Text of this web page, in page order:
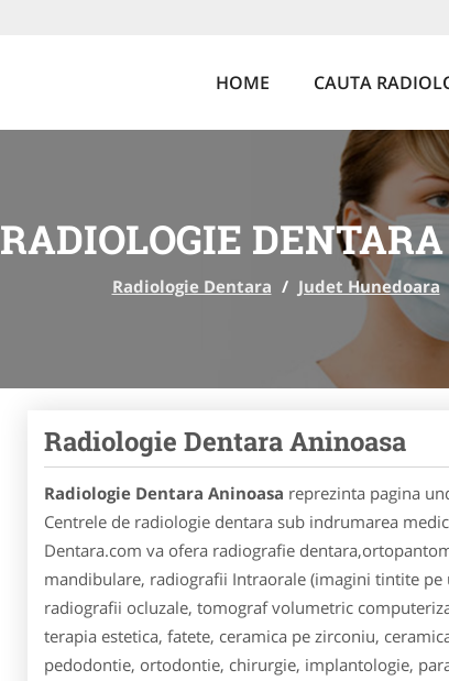
HOME CAUTA
RADIOLOGIE
Radiologie Dentara / Judet Hunedoara
Radiologie Dentara Aninoasa
Radiologie Dentara Aninoasa reprezinta pagina
Centrele de radiologie dentara sub indrumarea
Dentara.com va ofera radiografie
mandibulare, radiografii Intraorale (imagini tintite
radiografii ocluzale, tomograf volumetric
terapia estetica, fatete, ceramica pe zirconiu,
pedodontie, ortodontie, chirurgie, implantologie,